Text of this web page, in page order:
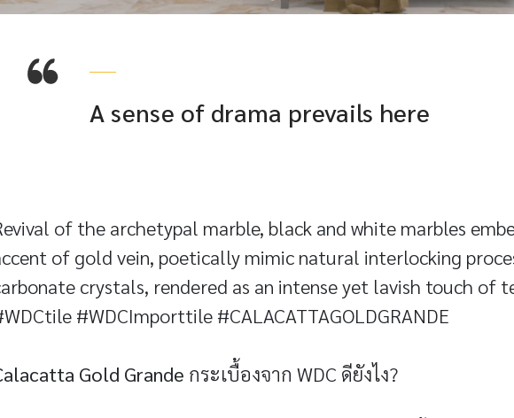
A sense of drama prevails here
of the archetypal marble, black and white marbles
of gold vein, poetically mimic natural interlocking
crystals, rendered as an intense yet lavish touch of
#WDCImporttile #CALACATTAGOLDGRANDE
Gold Grande กระเบื้องจาก WDC ดียังไง?